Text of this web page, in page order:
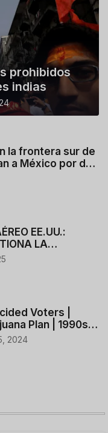
prohibidos
indias
la frontera sur de
a México por dar
EE.UU.:
LA
LOS
y PILOTO del
Voters |
Plan | 1990s
Robinson
2024